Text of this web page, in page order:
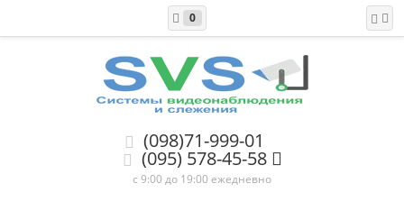
0
(098)71-999-01
(095) 578-45-58
с 9:00 до 19:00 ежедневно